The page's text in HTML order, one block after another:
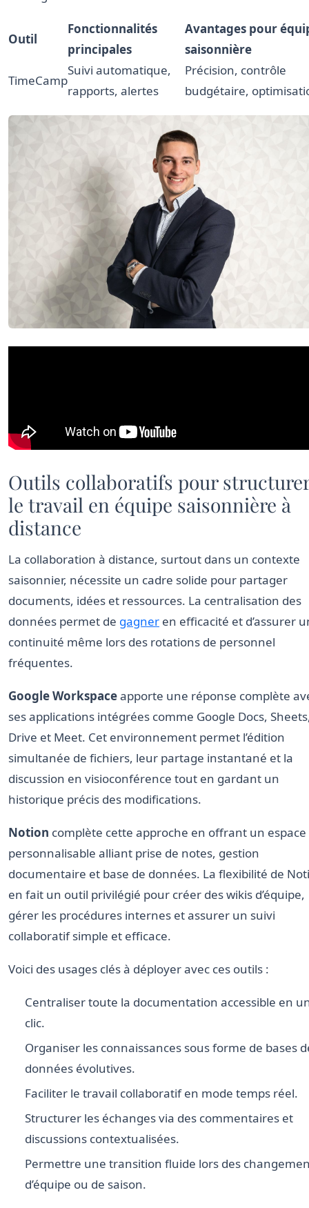
Outil
Fonctionnalités
principales
Avantages pour
saisonnière
TimeCamp
Suivi automatique,
rapports, alertes
Précision, contrôle
budgétaire,
Outils collaboratifs pour
le travail en équipe saisonnière à
distance
La collaboration à distance, surtout dans un contexte
saisonnier, nécessite un cadre solide pour partager
documents, idées et ressources. La centralisation des
données permet de gagner en efficacité et d’assurer
continuité même lors des rotations de personnel
fréquentes.
Google Workspaceapporte une réponse complète
ses applications intégrées comme Google Docs,
Drive et Meet. Cet environnement permet l’édition
simultanée de fichiers, leur partage instantané et la
discussion en visioconférence tout en gardant un
historique précis des modifications.
Notion complète cette approche en offrant un espace
personnalisable alliant prise de notes, gestion
documentaire et base de données. La flexibilité de
en fait un outil privilégié pour créer des wikis d’équipe,
gérer les procédures internes et assurer un suivi
collaboratif simple et efficace.
Voici des usages clés à déployer avec ces outils :
Centraliser toute la documentation accessible en
clic.
Organiser les connaissances sous forme de bases
données évolutives.
Faciliter le travail collaboratif en mode temps réel.
Structurer les échanges via des commentaires et
discussions contextualisées.
Permettre une transition fluide lors des
d’équipe ou de saison.